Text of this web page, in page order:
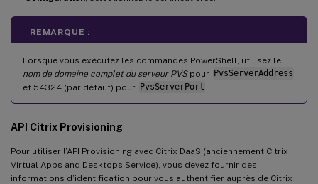
REMARQUE :
Lorsque vous exécutez les commandes PowerShell, utilisez le
nom de domaine complet du serveur PVSpour PvsServerAddress
et 54324 (par défaut) pour PvsServerPort
API Citrix Provisioning
Pour utiliser l’API Provisioning avec Citrix DaaS (anciennement Citrix
Virtual Apps and Desktops Service), vous devez fournir des
informations d’identification pour vous authentifier auprès de Citrix